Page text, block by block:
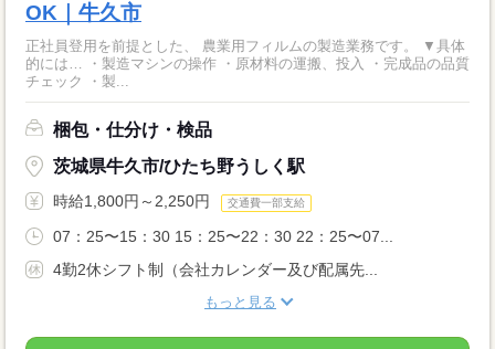
OK｜牛久市
正社員登用を前提とした、 農業用フィルムの製造業務です。 ▼具体
的には… ・製造マシンの操作 ・原材料の運搬、投入 ・完成品の品質
チェック ・製...
梱包・仕分け・検品
茨城県牛久市/ひたち野うしく駅
時給1,800円～2,250円 交通費一部支給
07：25〜15：30 15：25〜22：30 22：25〜07...
4勤2休シフト制（会社カレンダー及び配属先...
もっと見る